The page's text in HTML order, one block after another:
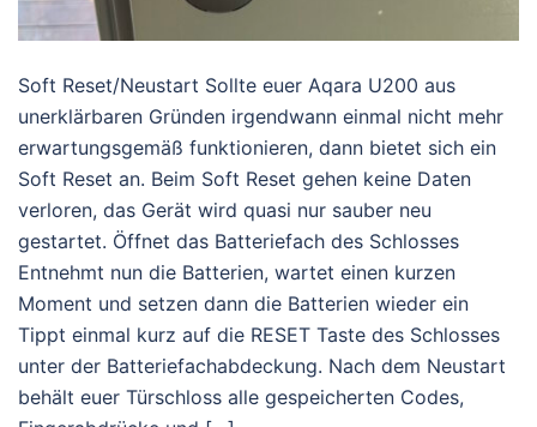
Soft Reset/Neustart Sollte euer Aqara U200 aus
unerklärbaren Gründen irgendwann einmal nicht mehr
erwartungsgemäß funktionieren, dann bietet sich ein
Soft Reset an. Beim Soft Reset gehen keine Daten
verloren, das Gerät wird quasi nur sauber neu
gestartet. Öffnet das Batteriefach des Schlosses
Entnehmt nun die Batterien, wartet einen kurzen
Moment und setzen dann die Batterien wieder ein
Tippt einmal kurz auf die RESET Taste des Schlosses
unter der Batteriefachabdeckung. Nach dem Neustart
behält euer Türschloss alle gespeicherten Codes,